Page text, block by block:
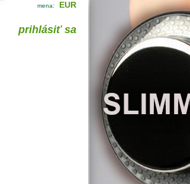
mena: EUR
prihlásiť sa